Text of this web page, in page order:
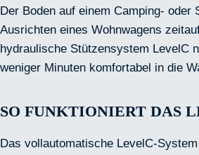
Der Boden auf einem Camping-
Ausrichten eines Wohnwagens
hydraulische Stützensystem LevelC
weniger Minuten komfortabel in die
SO FUNKTIONIERT DAS
Das vollautomatische LevelC-